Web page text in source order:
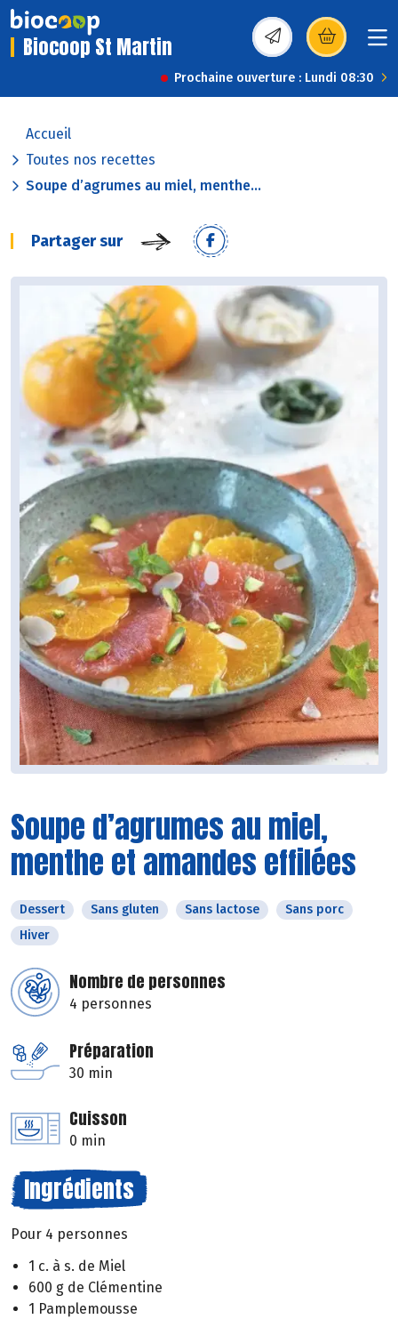
Biocoop St Martin (s’ouvre dans une
Prochaine ouverture : Lundi 08:30
Accueil
Toutes nos recettes
Soupe d’agrumes au miel, menthe...
Partager sur
Soupe d’agrumes au miel,
menthe et amandes effilées
Dessert Sans gluten Sans lactose
Sans porc
Hiver
Nombre de personnes
4 personnes
Préparation
30 min
Cuisson
0 min
Ingrédients
Pour 4 personnes
1 c. à s. de Miel
600 g de Clémentine
1 Pamplemousse